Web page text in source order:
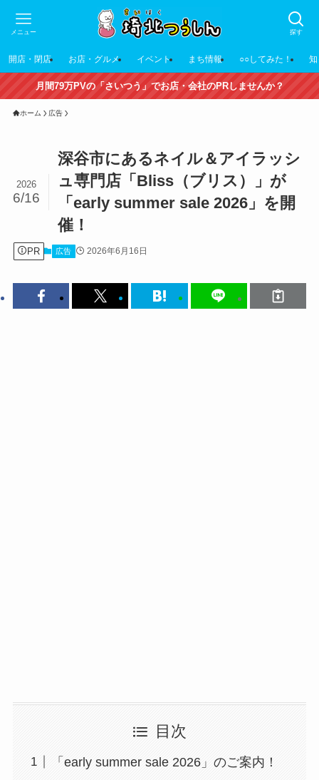
探す
メニュー
開店・閉店 お店・グルメ イベント まち情報 ○○してみた！
月間79万PVの「さいつう」でお店・会社のPRしませんか？
ホーム 広告
深谷市にあるネイル＆アイラッシ
ュ専門店「Bliss（ブリス）」が
「early summer sale 2026」を開
催！
2026
6/16
PR 広告 2026年6月16日
目次
「early summer sale 2026」のご案内！